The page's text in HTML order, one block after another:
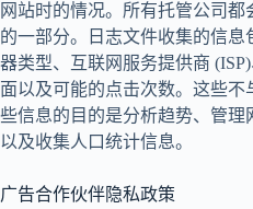
网站时的情况。所有托管公司
的一部分。日志文件收集的信息
器类型、互联网服务提供商
面以及可能的点击次数。这些
些信息的目的是分析趋势、管
以及收集人口统计信息。
广告合作伙伴隐私政策